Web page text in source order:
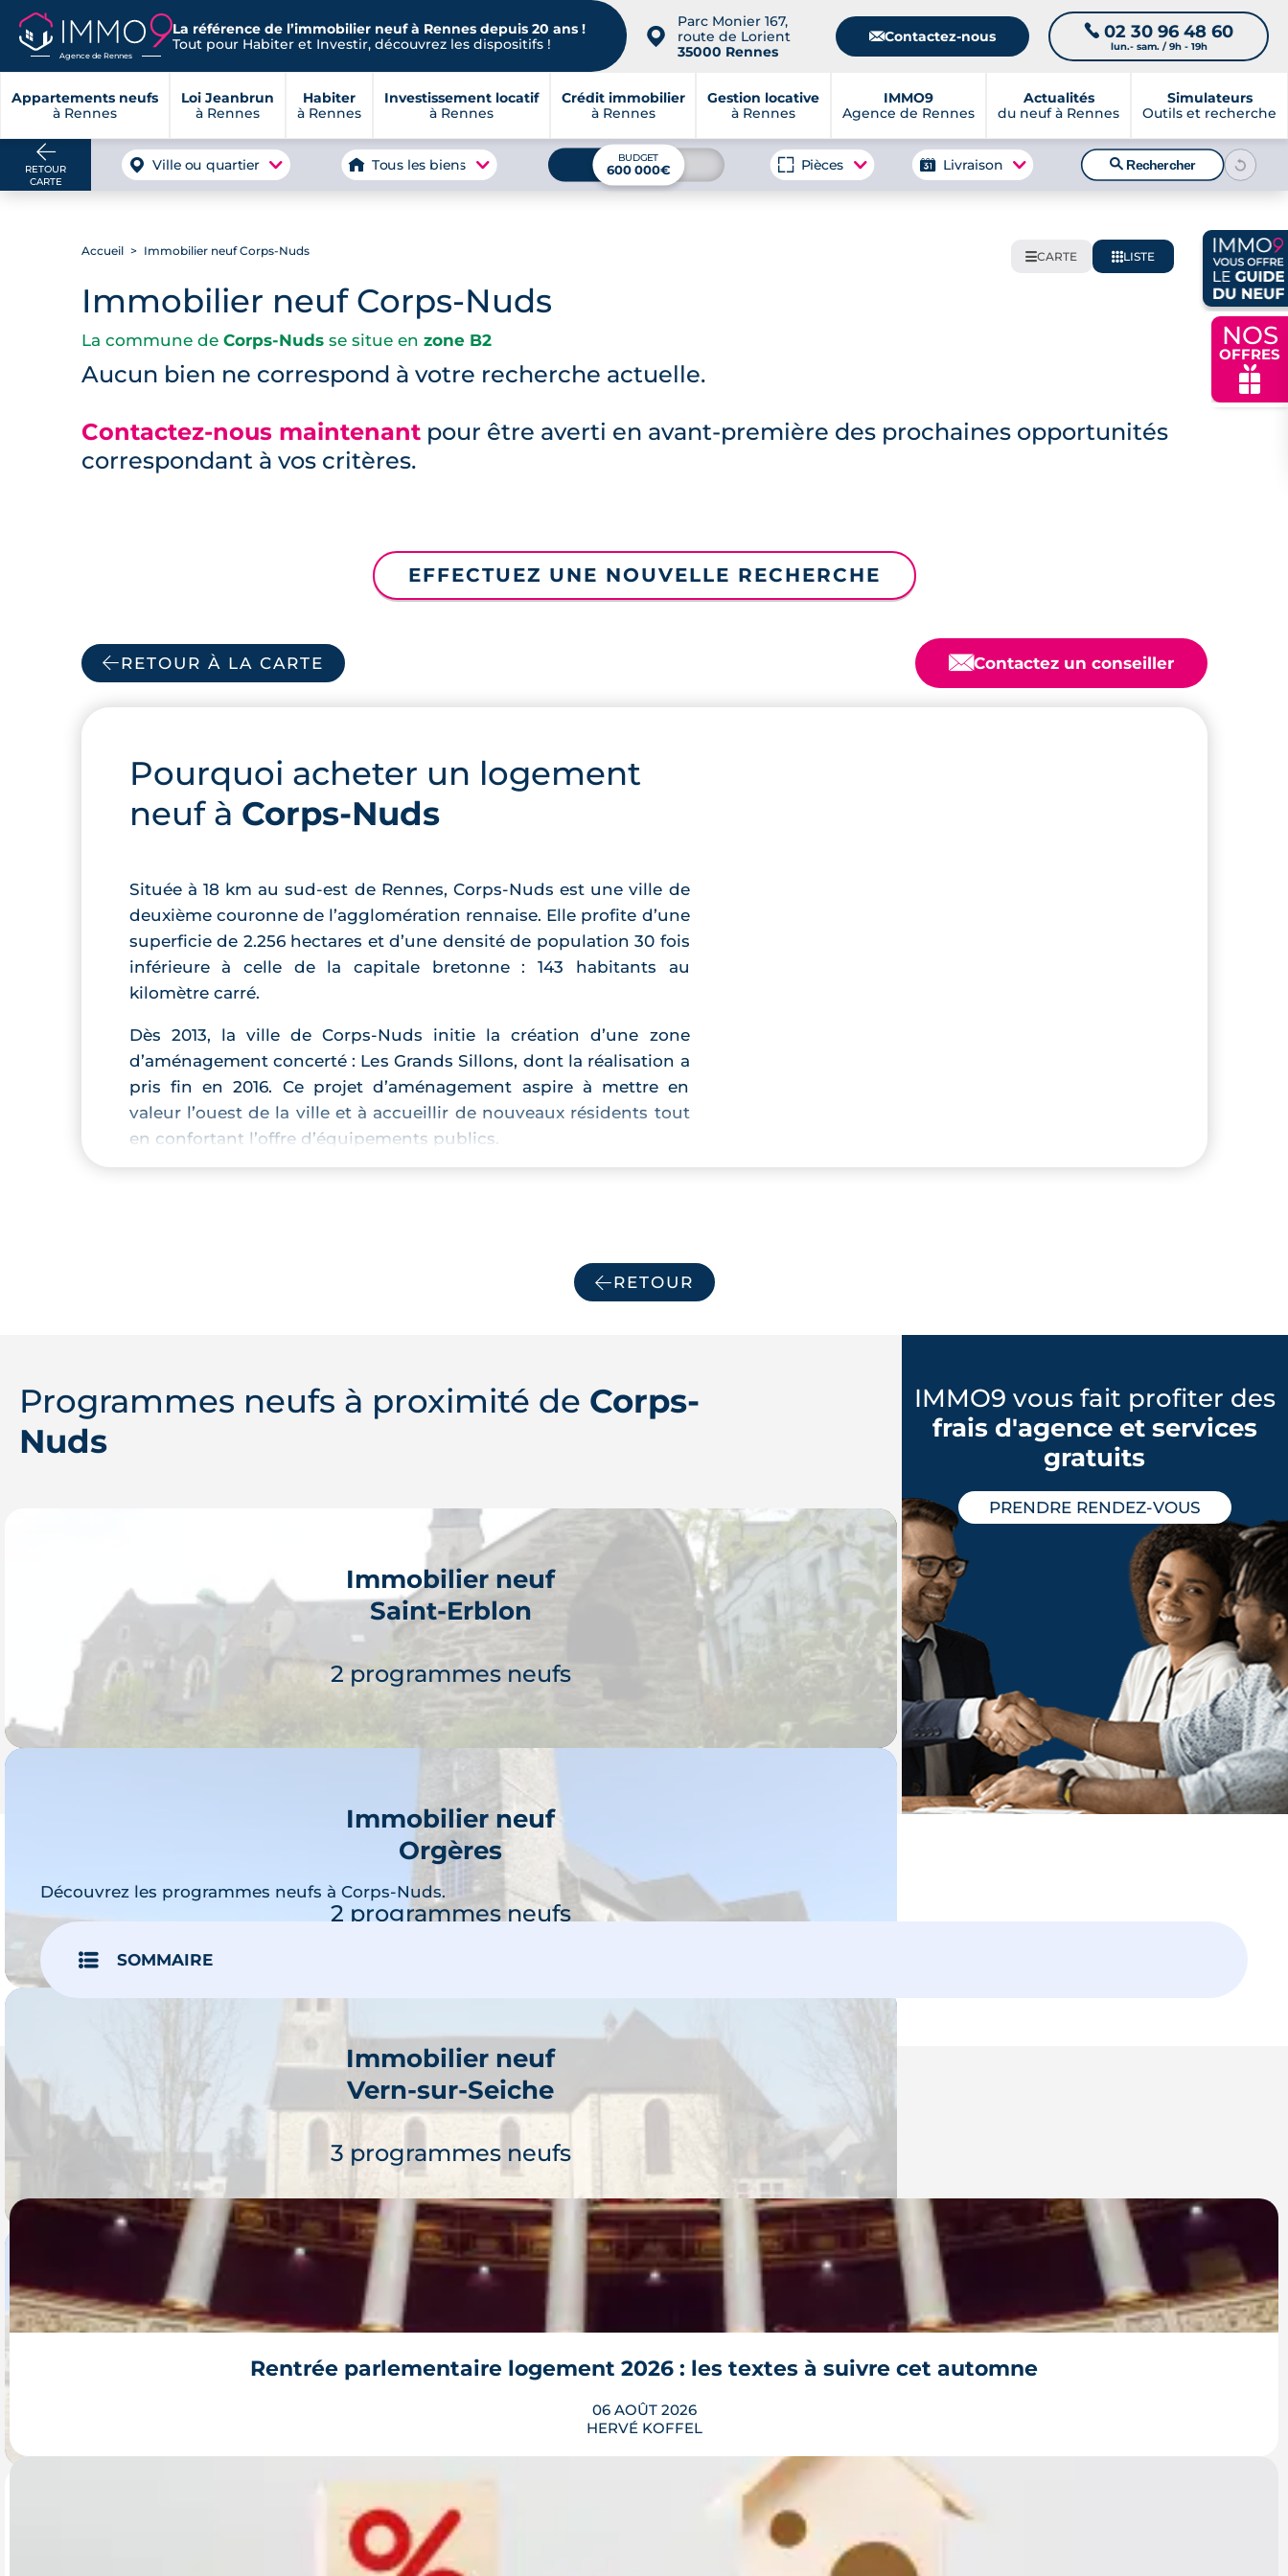
Agence de Rennes
La référence de l’immobilier neuf à Rennes depuis 20 ans !
Tout pour Habiter et Investir, découvrez les dispositifs !
📍
Parc Monier 167,
route de Lorient
35000 Rennes
📧Contactez-nous 📞 02 30 96 48 60
lun.- sam. / 9h - 19h
Appartements neufs
à Rennes
Loi Jeanbrun
à Rennes
Habiter
à Rennes
Investissement locatif
à Rennes
Crédit immobilier
à Rennes
Gestion locative
à Rennes
IMMO9
Agence de Rennes
Actualités
du neuf à Rennes
Simulateurs
Outils et recherche
NOS
OFFRES
🎁
RETOUR
CARTE
Ville ou quartier Tous les biens BUDGET
600 000€ Pièces Livraison 🔍Rechercher
🌍CARTE 📋LISTE
Accueil Immobilier neuf Corps-Nuds
Immobilier neuf Corps-Nuds
La commune de Corps-Nudsse situe en zone B2
Aucun bien ne correspond à votre recherche actuelle.
Contactez-nous maintenantpour être averti en avant-première des prochaines opportunités
correspondant à vos critères.
EFFECTUEZ UNE NOUVELLE RECHERCHE
RETOUR À LA CARTE 📧Contactez un conseiller
Pourquoi acheter un logement
neuf à Corps-Nuds
Située à 18 km au sud-est de Rennes, Corps-Nuds est une ville de
deuxième couronne de l’agglomération rennaise. Elle profite d’une
superficie de 2.256 hectares et d’une densité de population 30 fois
inférieure à celle de la capitale bretonne : 143 habitants au
kilomètre carré.
Dès 2013, la ville de Corps-Nuds initie la création d’une zone
d’aménagement concerté : Les Grands Sillons, dont la réalisation a
pris fin en 2016. Ce projet d’aménagement aspire à mettre en
valeur l’ouest de la ville et à accueillir de nouveaux résidents tout
en confortant l’offre d’équipements publics.
RETOUR
Programmes neufs à proximité de Corps-
Nuds
Immobilier neuf
Saint-Erblon
2 programmes neufs
Je découvre
Immobilier neuf
Orgères
2 programmes neufs
Je découvre
Immobilier neuf
Vern-sur-Seiche
3 programmes neufs
Immobilier neuf
Châteaugiron
Immobilier neuf
Pont-Péan
IMMO9 vous fait profiter des
frais d'agence et services
gratuits
PRENDRE RENDEZ-VOUS
SOMMAIRE
Découvrez les programmes neufs à Corps-Nuds.
Nos dernières actualités
Rentrée parlementaire logement 2026 : les textes à suivre cet automne
06 AOÛT 2026
HERVÉ KOFFEL
Après un printemps d'annonces, l'automne 2026 sera l'heure de vérité pour le logement. Trois dossiers parlementaires, du projet de loi Relance au